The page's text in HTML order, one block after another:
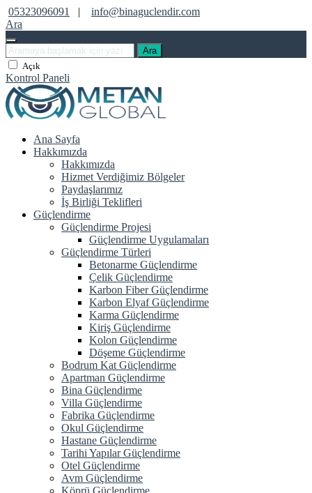
05323096091 |
info@binaguclendir.com
Ara
Ara
Açık
Kontrol Paneli
Ana Sayfa
Hakkımızda
Hakkımızda
Hizmet Verdiğimiz Bölgeler
Paydaşlarımız
İş Birliği Teklifleri
Güçlendirme
Güçlendirme Projesi
Güçlendirme Uygulamaları
Güçlendirme Türleri
Betonarme Güçlendirme
Çelik Güçlendirme
Karbon Fiber Güçlendirme
Karbon Elyaf Güçlendirme
Karma Güçlendirme
Kiriş Güçlendirme
Kolon Güçlendirme
Döşeme Güçlendirme
Bodrum Kat Güçlendirme
Apartman Güçlendirme
Bina Güçlendirme
Villa Güçlendirme
Fabrika Güçlendirme
Okul Güçlendirme
Hastane Güçlendirme
Tarihi Yapılar Güçlendirme
Otel Güçlendirme
Avm Güçlendirme
Köprü Güçlendirme